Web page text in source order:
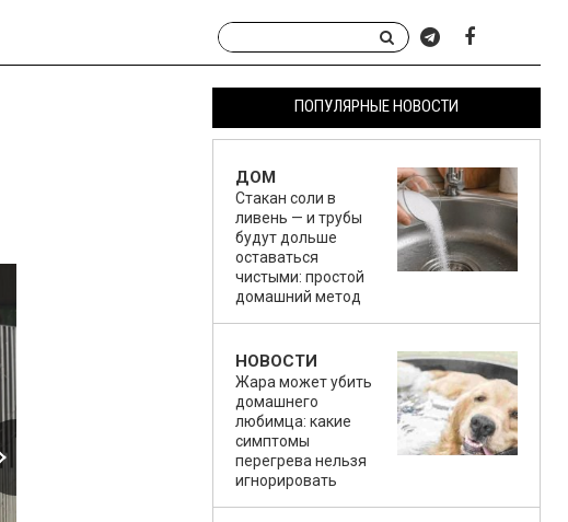
ПОПУЛЯРНЫЕ НОВОСТИ
ДОМ
Стакан соли в
ливень — и трубы
будут дольше
оставаться
чистыми: простой
домашний метод
НОВОСТИ
Жара может убить
домашнего
любимца: какие
симптомы
перегрева нельзя
игнорировать